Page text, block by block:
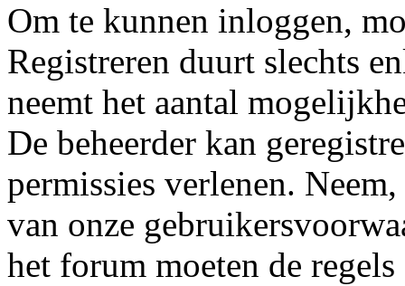
Om te kunnen inloggen,
Registreren duurt slechts
neemt het aantal
De beheerder kan
permissies verlenen.
van onze
het forum moeten de